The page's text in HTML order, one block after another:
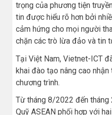
trọng của phương tiện
tin được hiểu rõ hơn bởi
cảm hứng cho mọi người
chặn các trò lừa đảo và tin
Tại Việt Nam, Vietnet-ICT
khai đào tạo nâng cao
chương trình.
Từ tháng 8/2022 đến
Quỹ ASEAN phối hợp với